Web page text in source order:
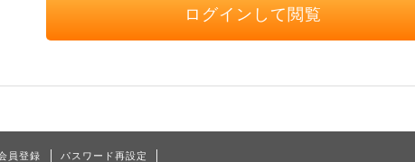
ログインして閲覧
員登録 パスワード再設定